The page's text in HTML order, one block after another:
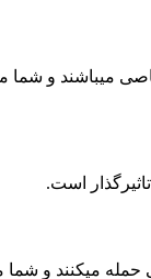
است.
و شما